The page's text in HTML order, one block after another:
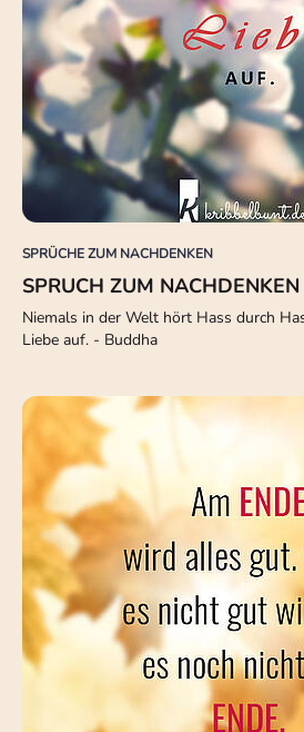
SPRÜCHE ZUM NACHDENKEN
SPRUCH ZUM
Niemals in der Welt hört Hass durch
Liebe auf. - Buddha